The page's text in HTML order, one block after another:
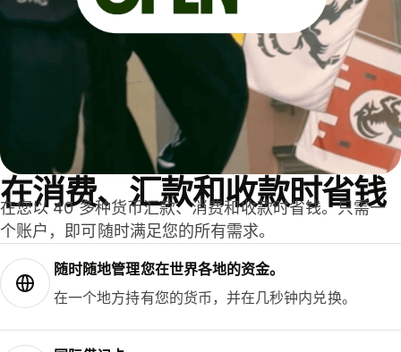
在消费、汇款和收款时省钱
在您以 40 多种货币汇款、消费和收款时省钱。只需一
个账户，即可随时满足您的所有需求。
随时随地管理您在世界各地的资金。
在一个地方持有您的货币，并在几秒钟内兑换。